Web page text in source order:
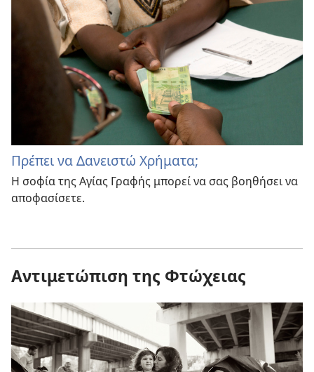
Πρέπει να Δανειστώ Χρήματα;
Η σοφία της Αγίας Γραφής μπορεί να σας βοηθήσει να
αποφασίσετε.
Αντιμετώπιση της Φτώχειας